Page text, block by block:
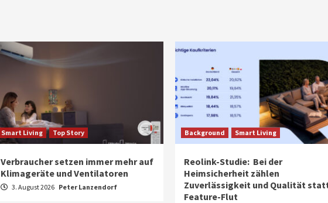
Smart Living Top Story
Verbraucher setzen immer mehr auf
Klimageräte und Ventilatoren
3. August 2026 Peter Lanzendorf
Background Smart Living
Reolink-Studie: Bei der
Heimsicherheit zählen
Zuverlässigkeit und Qualität
Feature-Flut